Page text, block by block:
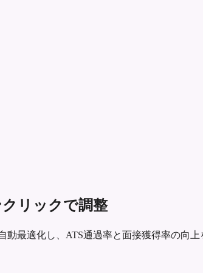
リックで調整
最適化し、ATS通過率と面接獲得率の向上